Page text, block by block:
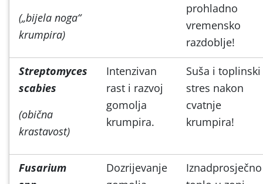
(„bijela noga“
krumpira)
prohladno
vremensko
razdoblje!
Streptomyces
scabies
(obična
krastavost)
Intenzivan
rast i razvoj
gomolja
krumpira.
Suša i toplinski
stres nakon
cvatnje
krumpira!
Fusarium
Dozrijevanje
Iznadprosječno